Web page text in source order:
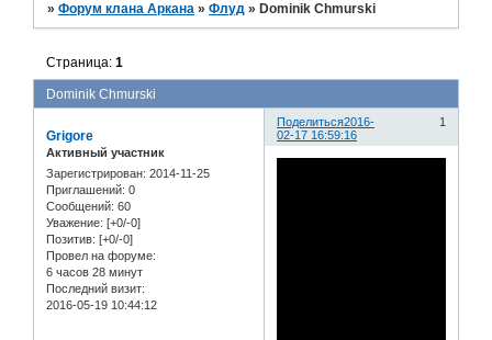
»Форум клана Аркана »Флуд » Dominik Chmurski
Dominik Chmurski
Страница:1
Поделиться 1
2016-
02-17 16:59:16
Grigore
Активный участник
Зарегистрирован: 2014-11-25
Приглашений: 0
Сообщений: 60
Уважение: [+0/-0]
Позитив: [+0/-0]
Провел на форуме:
6 часов 28 минут
Последний визит:
2016-05-19 10:44:12